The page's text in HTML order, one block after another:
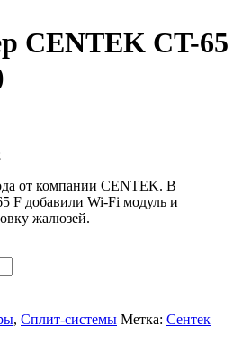
CENTEK CT-65
от компании CENTEK. В
F добавили Wi-Fi модуль и
жалюзей.
, Сплит-системы Метка: Сентек